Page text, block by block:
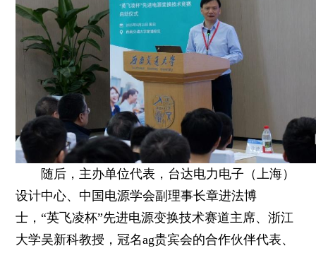
随后，主办单位代表，台达电力电子（上海）
设计中心、中国电源学会副理事长章进法博
士，“英飞凌杯”先进电源变换技术赛道主席、浙江
大学吴新科教授，冠名ag贵宾会的合作伙伴代表、